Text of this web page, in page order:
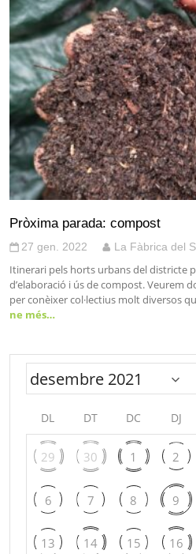
Pròxima parada: compost
27 gen. 2022 La Fàbrica del
Itinerari pels horts urbans del districte
d’elaboració i ús de compost. Veurem
per conèixer col·lectius molt diversos
ne més…
DL DT DC DJ
29 30 1 2
6 7 8 9
13 14 15 16